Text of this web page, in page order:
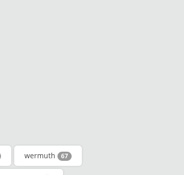
wermuth 67